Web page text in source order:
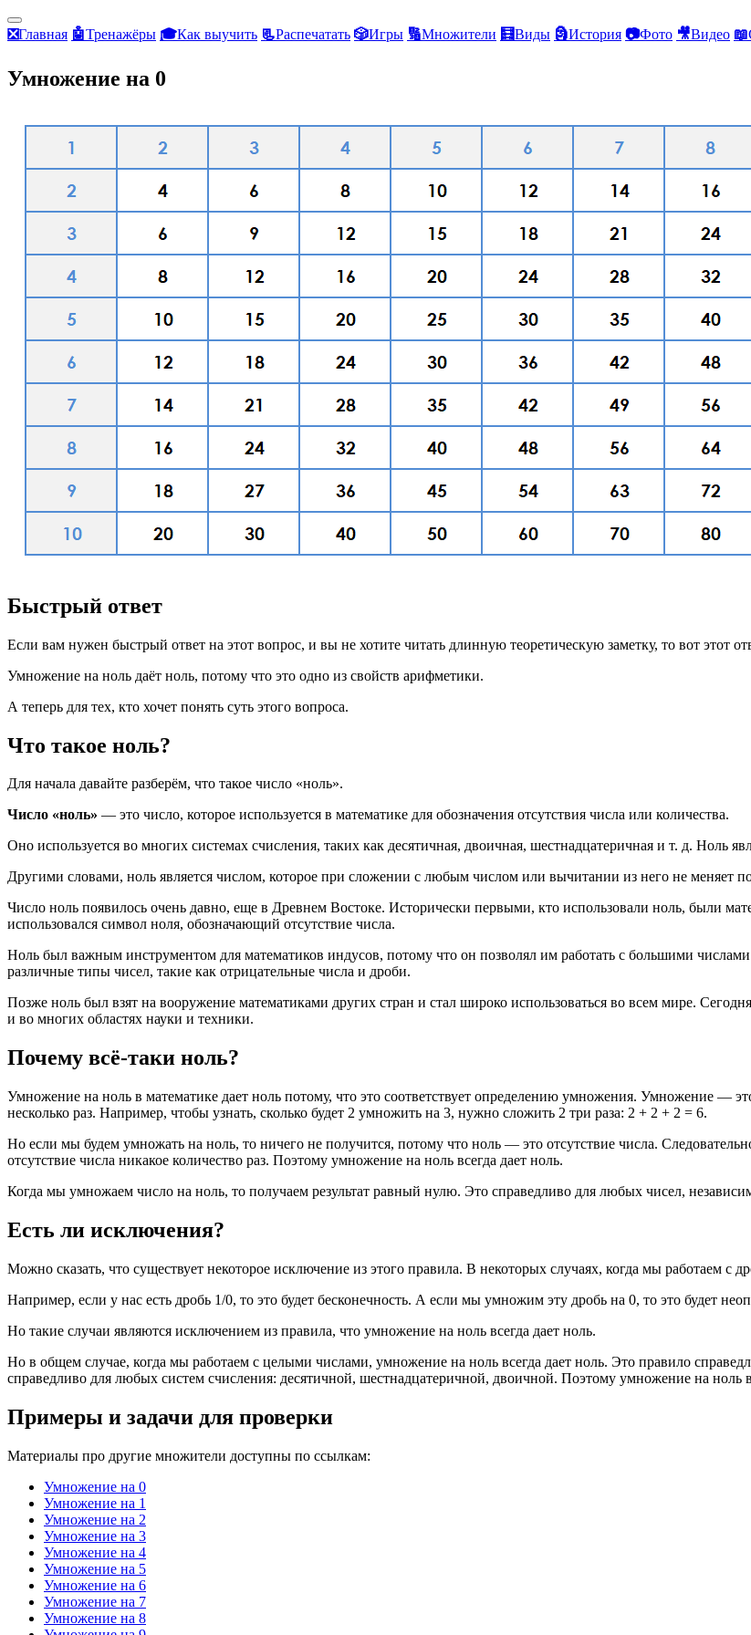
❎Главная 🤖Тренажёры 🎓Как выучить 📃Распечатать 🎲Игры 🔢Множители 🧮Виды 🗿История 📷Фото 🎥Видео 📖
Умножение на 0
Быстрый ответ
Если вам нужен быстрый ответ на этот вопрос, и вы не хотите читать длинную теоретическую заметку, то вот этот
Умножение на ноль даёт ноль, потому что это одно из свойств арифметики.
А теперь для тех, кто хочет понять суть этого вопроса.
Что такое ноль?
Для начала давайте разберём, что такое число «ноль».
Число «ноль» — это число, которое используется в математике для обозначения отсутствия числа или количества.
Оно используется во многих системах счисления, таких как десятичная, двоичная, шестнадцатеричная и т. д. Ноль
Другими словами, ноль является числом, которое при сложении с любым числом или вычитании из него не меняет
Число ноль появилось очень давно, еще в Древнем Востоке. Исторически первыми, кто использовали ноль, были
использовался символ ноля, обозначающий отсутствие числа.
Ноль был важным инструментом для математиков индусов, потому что он позволял им работать с большими
различные типы чисел, такие как отрицательные числа и дроби.
Позже ноль был взят на вооружение математиками других стран и стал широко использоваться во всем мире.
и во многих областях науки и техники.
Почему всё-таки ноль?
Умножение на ноль в математике дает ноль потому, что это соответствует определению умножения. Умножение —
несколько раз. Например, чтобы узнать, сколько будет 2 умножить на 3, нужно сложить 2 три раза: 2 + 2 + 2 = 6.
Но если мы будем умножать на ноль, то ничего не получится, потому что ноль — это отсутствие числа.
отсутствие числа никакое количество раз. Поэтому умножение на ноль всегда дает ноль.
Когда мы умножаем число на ноль, то получаем результат равный нулю. Это справедливо для любых чисел,
Есть ли исключения?
Можно сказать, что существует некоторое исключение из этого правила. В некоторых случаях, когда мы работаем с
Например, если у нас есть дробь 1/0, то это будет бесконечность. А если мы умножим эту дробь на 0, то это будет
Но такие случаи являются исключением из правила, что умножение на ноль всегда дает ноль.
Но в общем случае, когда мы работаем с целыми числами, умножение на ноль всегда дает ноль. Это правило
справедливо для любых систем счисления: десятичной, шестнадцатеричной, двоичной. Поэтому умножение на ноль
Примеры и задачи для проверки
Материалы про другие множители доступны по ссылкам:
Умножение на 0
Умножение на 1
Умножение на 2
Умножение на 3
Умножение на 4
Умножение на 5
Умножение на 6
Умножение на 7
Умножение на 8